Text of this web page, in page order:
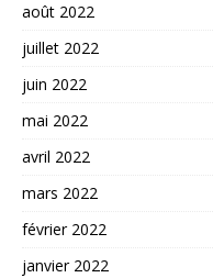
août 2022
juillet 2022
juin 2022
mai 2022
avril 2022
mars 2022
février 2022
janvier 2022